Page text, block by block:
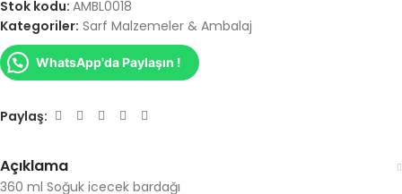
Stok kodu: AMBL0018
Kategoriler: Sarf Malzemeler & Ambalaj
WhatsApp'da Paylaşın !
Paylaş:
Açıklama
360 ml Soğuk icecek bardağı